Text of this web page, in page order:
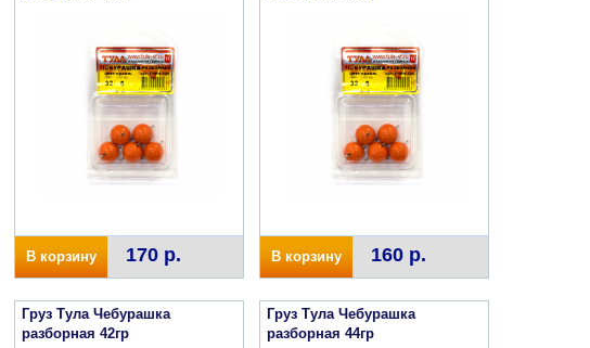
В корзину 170 р. В корзину 160 р.
Груз Тула Чебурашка
разборная 42гр
Груз Тула Чебурашка
разборная 44гр